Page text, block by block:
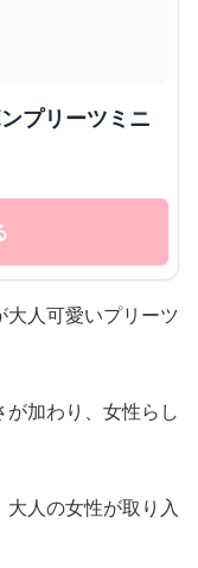
プリーツミニ
人可愛いプリーツ
加わり、女性らし
大人の女性が取り入